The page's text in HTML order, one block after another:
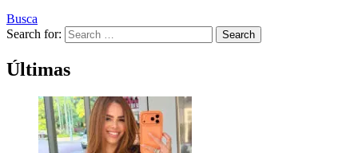
Busca
Search for:
Search
Últimas